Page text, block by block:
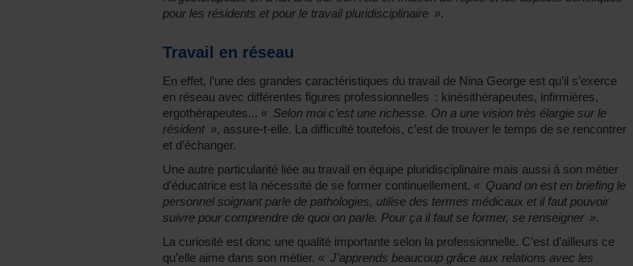
pour les résidents et pour le travail pluridisciplinaire ».
Travail en réseau
En effet, l’une des grandes caractéristiques du travail de Nina George est qu’il s’exerce
en réseau avec différentes figures professionnelles : kinésithérapeutes, infirmières,
ergothérapeutes... « Selon moi c’est une richesse. On a une vision très élargie sur le
résident », assure-t-elle. La difficulté toutefois, c’est de trouver le temps de se rencontrer
et d’échanger.
Une autre particularité liée au travail en équipe pluridisciplinaire mais aussi à son métier
d’éducatrice est la nécessité de se former continuellement. « Quand on est en briefing le
personnel soignant parle de pathologies, utilise des termes médicaux et il faut pouvoir
suivre pour comprendre de quoi on parle. Pour ça il faut se former, se renseigner ».
La curiosité est donc une qualité importante selon la professionnelle. C’est d’ailleurs ce
qu’elle aime dans son métier. « J’apprends beaucoup grâce aux relations avec les